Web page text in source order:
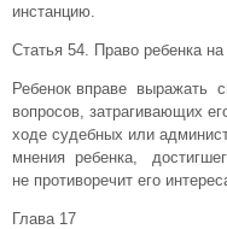
инстанцию.
Статья 54. Право ребенка
Ребенок вправе выражать
вопросов, затрагивающих
ходе судебных или
мнения ребенка,
не противоречит его
Глава 17